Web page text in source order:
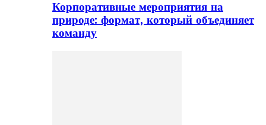
Корпоративные мероприятия на
природе: формат, который объединяет
команду